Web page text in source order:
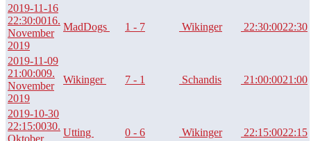
2019-11-16
22:30:0016.
November
2019
MadDogs 1 - 7 Wikinger 22:30:0022:30
2019-11-09
21:00:009.
November
2019
Wikinger 7 - 1 Schandis 21:00:0021:00
2019-10-30
22:15:0030.
Utting 0 - 6 Wikinger 22:15:0022:15